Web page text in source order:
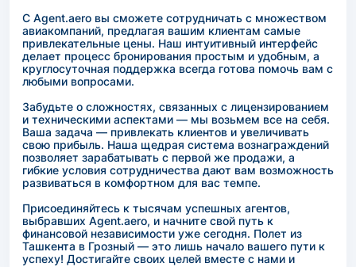
С Agent.aero вы сможете сотрудничать с множеством
авиакомпаний, предлагая вашим клиентам самые
привлекательные цены. Наш интуитивный интерфейс
делает процесс бронирования простым и удобным, а
круглосуточная поддержка всегда готова помочь вам с
любыми вопросами.
Забудьте о сложностях, связанных с лицензированием
и техническими аспектами — мы возьмем все на себя.
Ваша задача — привлекать клиентов и увеличивать
свою прибыль. Наша щедрая система вознаграждений
позволяет зарабатывать с первой же продажи, а
гибкие условия сотрудничества дают вам возможность
развиваться в комфортном для вас темпе.
Присоединяйтесь к тысячам успешных агентов,
выбравших Agent.aero, и начните свой путь к
финансовой независимости уже сегодня. Полет из
Ташкента в Грозный — это лишь начало вашего пути к
успеху! Достигайте своих целей вместе с нами и